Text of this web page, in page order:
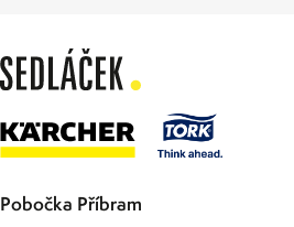
Pobočka Příbram